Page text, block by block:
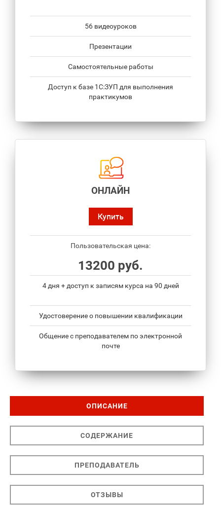
56 видеоуроков
Презентации
Самостоятельные работы
Доступ к базе 1С:ЗУП для выполнения
практикумов
ОНЛАЙН
Купить
Пользовательская цена:
13200 руб.
4 дня + доступ к записям курса на 90 дней
Удостоверение о повышении квалификации
Общение с преподавателем по электронной
почте
ОПИСАНИЕ
СОДЕРЖАНИЕ
ПРЕПОДАВАТЕЛЬ
ОТЗЫВЫ